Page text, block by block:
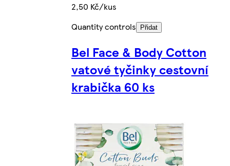
2,50 Kč/kus
Quantity controls
Přidat
Bel Face & Body Cotton
vatové tyčinky cestovní
krabička 60 ks